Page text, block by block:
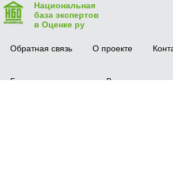
Национальная
база экспертов
в Оценке ру
Обратная связь О проекте
Безопасная сделка Вопрос-ответ